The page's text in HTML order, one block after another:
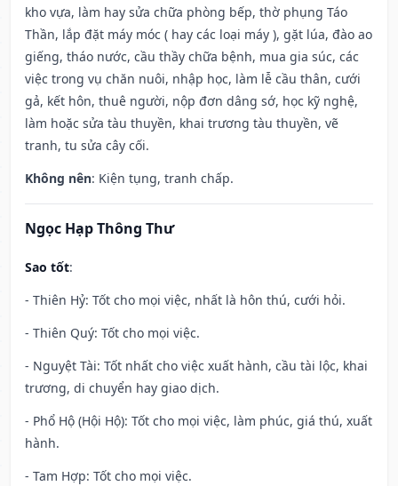
kho vựa, làm hay sửa chữa phòng bếp, thờ phụng Táo
Thần, lắp đặt máy móc ( hay các loại máy ), gặt lúa, đào ao
giếng, tháo nước, cầu thầy chữa bệnh, mua gia súc, các
việc trong vụ chăn nuôi, nhập học, làm lễ cầu thân, cưới
gả, kết hôn, thuê người, nộp đơn dâng sớ, học kỹ nghệ,
làm hoặc sửa tàu thuyền, khai trương tàu thuyền, vẽ
tranh, tu sửa cây cối.
Không nên: Kiện tụng, tranh chấp.
Ngọc Hạp Thông Thư
Sao tốt:
- Thiên Hỷ: Tốt cho mọi việc, nhất là hôn thú, cưới hỏi.
- Thiên Quý: Tốt cho mọi việc.
- Nguyệt Tài: Tốt nhất cho việc xuất hành, cầu tài lộc, khai
trương, di chuyển hay giao dịch.
- Phổ Hộ (Hội Hộ): Tốt cho mọi việc, làm phúc, giá thú, xuất
hành.
- Tam Hợp: Tốt cho mọi việc.